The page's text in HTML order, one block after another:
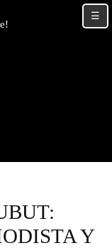
Y
☰